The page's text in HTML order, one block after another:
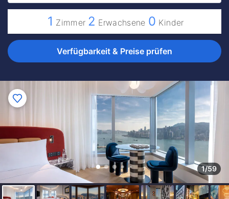
1 Zimmer 2 Erwachsene 0 Kinder
Verfügbarkeit & Preise prüfen
1/59